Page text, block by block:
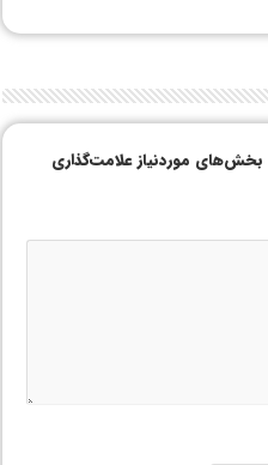
بخش‌های موردنیاز علامت‌گذاری